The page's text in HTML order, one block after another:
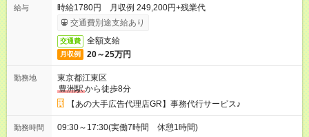
給与
時給1780円 月収例 249,200円+残業代
交通費別途支給あり
交通費 全額支給
月収例 20～25万円
勤務地
東京都江東区
豊洲駅から徒歩8分
【あの大手広告代理店GR】事務代行サービス♪
勤務時間 09:30～17:30(実働7時間 休憩1時間)